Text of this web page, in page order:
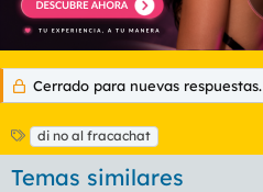
Cerrado para nuevas respuestas.
E
t
i
di no al fracachat
Temas similares